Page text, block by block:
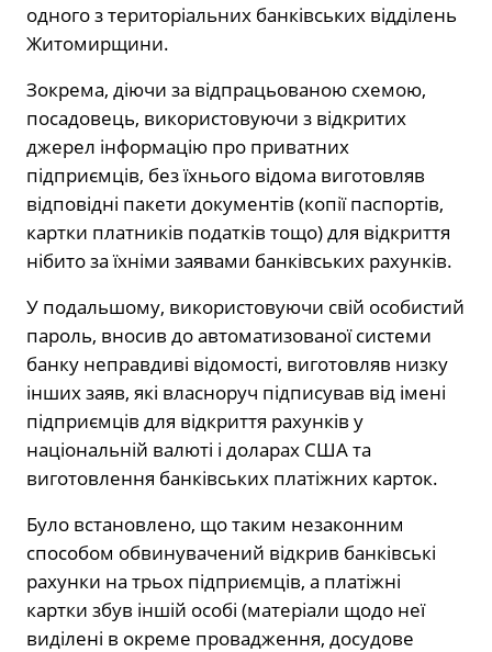
одного з територіальних банківських відділень
Житомирщини.
Зокрема, діючи за відпрацьованою схемою,
посадовець, використовуючи з відкритих
джерел інформацію про приватних
підприємців, без їхнього відома виготовляв
відповідні пакети документів (копії паспортів,
картки платників податків тощо) для відкриття
нібито за їхніми заявами банківських рахунків.
У подальшому, використовуючи свій особистий
пароль, вносив до автоматизованої системи
банку неправдиві відомості, виготовляв низку
інших заяв, які власноруч підписував від імені
підприємців для відкриття рахунків у
національній валюті і доларах США та
виготовлення банківських платіжних карток.
Було встановлено, що таким незаконним
способом обвинувачений відкрив банківські
рахунки на трьох підприємців, а платіжні
картки збув іншій особі (матеріали щодо неї
виділені в окреме провадження, досудове